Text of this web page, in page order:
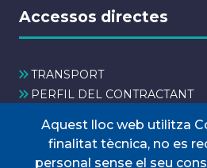
Accessos directes
TRANSPORT
PERFIL DEL CONTRACTANT
Aquest lloc web utilitza
finalitat tècnica, no es
personal sense el seu